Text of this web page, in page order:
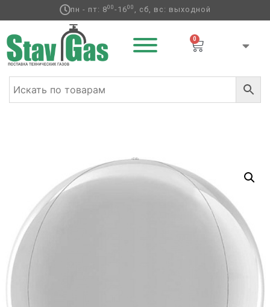
пн - пт: 800-1600 , сб, вс: выходной
0